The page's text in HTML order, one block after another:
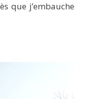
que j’embauche